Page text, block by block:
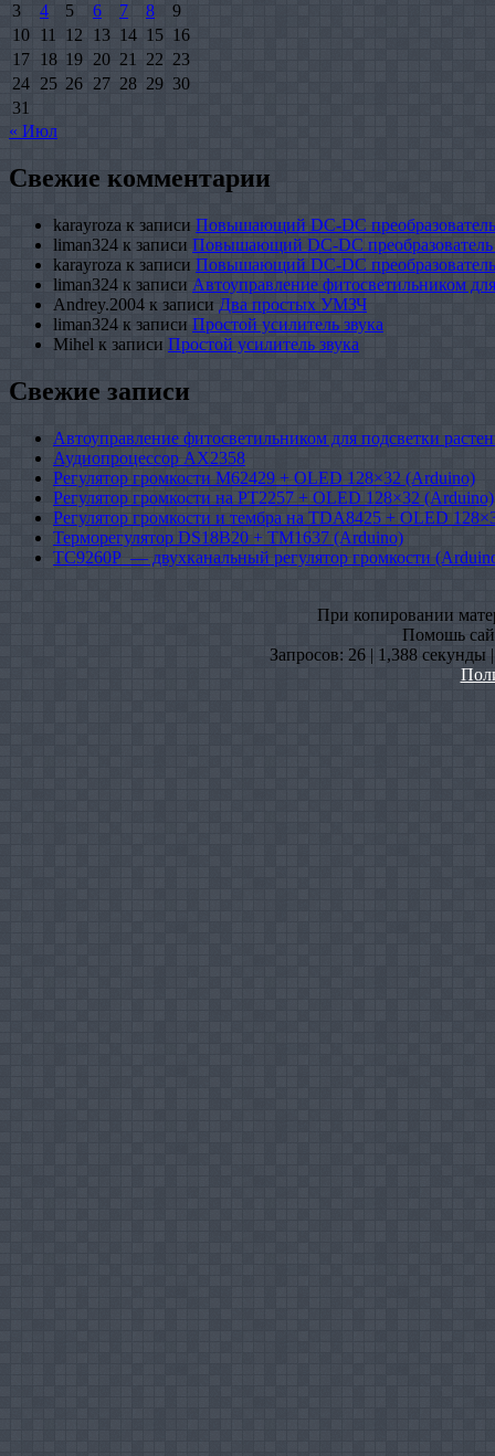
3
4 5 6 7 8
9
10 11 12 13 14 15 16
17 18 19 20 21 22 23
24 25 26 27 28 29 30
31
« Июл
Свежие комментарии
karayroza к записи Повышающий DC-DC
liman324 к записи Повышающий DC-DC
karayroza к записи Повышающий DC-DC
liman324 к записи Автоуправление фитосветильником
Andrey.2004 к записи Два простых УМЗЧ
liman324 к записи Простой усилитель звука
Mihel к записи Простой усилитель звука
Свежие записи
Автоуправление фитосветильником для подсветки
Аудиопроцессор AX2358
Регулятор громкости M62429 + OLED 128×32 (Arduino)
Регулятор громкости на PT2257 + OLED 128×32 (Arduino)
Регулятор громкости и тембра на TDA8425 + OLED
Терморегулятор DS18B20 + TM1637 (Arduino)
TC9260P — двухканальный регулятор громкости
При копировании
Помошь
Запросов: 26 | 1,388 секунды